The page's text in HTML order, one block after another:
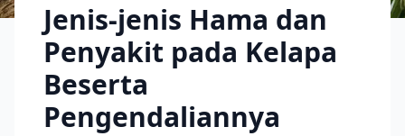
Jenis-jenis Hama dan
Penyakit pada Kelapa
Beserta
Pengendaliannya